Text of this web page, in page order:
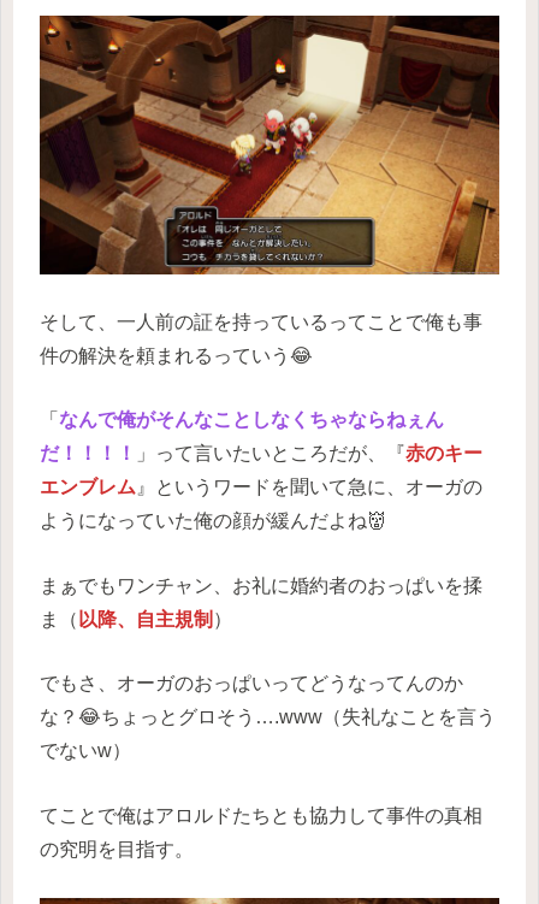
そして、一人前の証を持っているってことで俺も事
件の解決を頼まれるっていう😂
「 なんで俺がそんなことしなくちゃならねぇん
だ！！！！
」って言いたいところだが、『赤のキー
エンブレム 』というワードを聞いて急に、オーガの
ようになっていた俺の顔が緩んだよね👹
まぁでもワンチャン、お礼に婚約者のおっぱいを揉
ま（ 以降、自主規制 ）
でもさ、オーガのおっぱいってどうなってんのか
な？😂ちょっとグロそう….www（失礼なことを言う
でないw）
てことで俺はアロルドたちとも協力して事件の真相
の究明を目指す。